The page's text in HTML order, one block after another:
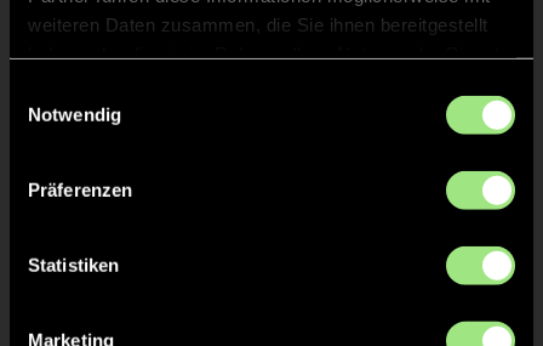
weiteren Daten zusammen, die Sie ihnen bereitgestellt
Notwendig
Präferenzen
Statistiken
Marketing
Aufsteiger-Tipp: „Wespen: hungrige, junge
Semjon Hyweege (Lissabon/Portugal)
Abgänge:
Atletico San Sebastian), Jatin Sharma (Studium in